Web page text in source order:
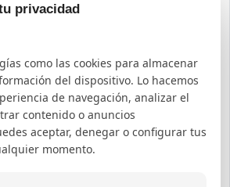
digitales.
para crear
redes sociales
privacidad
como las cookies para almacenar
del dispositivo. Lo hacemos
de navegación, analizar el
contenido o anuncios
aceptar, denegar o configurar tus
momento.